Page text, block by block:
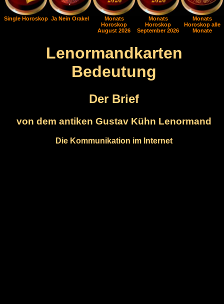
Single Horoskop Ja Nein Orakel
Monats
Horoskop
August 2026
Monats
Horoskop
September 2026
Monats
Horoskop alle
Monate
Lenormandkarten
Bedeutung
Der Brief
von dem antiken Gustav Kühn Lenormand
Die Kommunikation im Internet